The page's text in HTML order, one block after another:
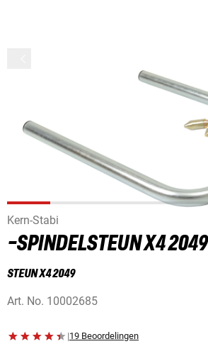
Kern-Stabi
-SPINDELSTEUN X4 2049
STEUN X4 2049
Art. No. 10002685
|19 Beoordelingen